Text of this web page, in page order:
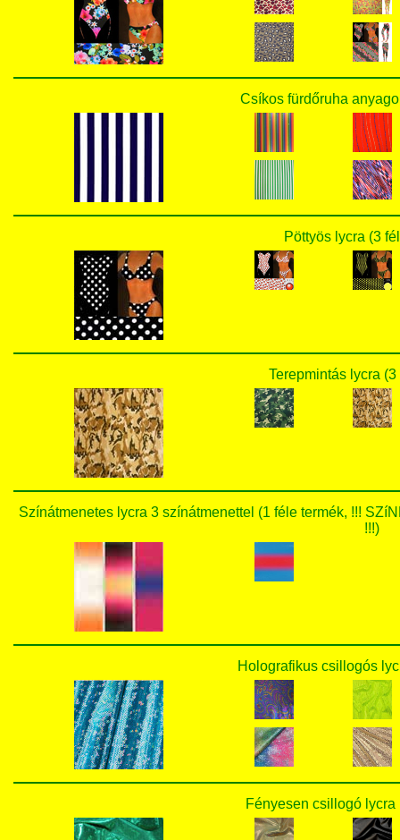
Csíkos fürdőruha
Pöttyös lycra (3
Terepmintás lycra
Színátmenetes lycra 3 színátmenettel (1 féle termék, !!!
!!!)
Holografikus csillogós
Fényesen csillogó lycra